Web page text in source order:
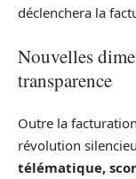
déclenchera la
Nouvelles
transparence
Outre la
révolution
télématique,